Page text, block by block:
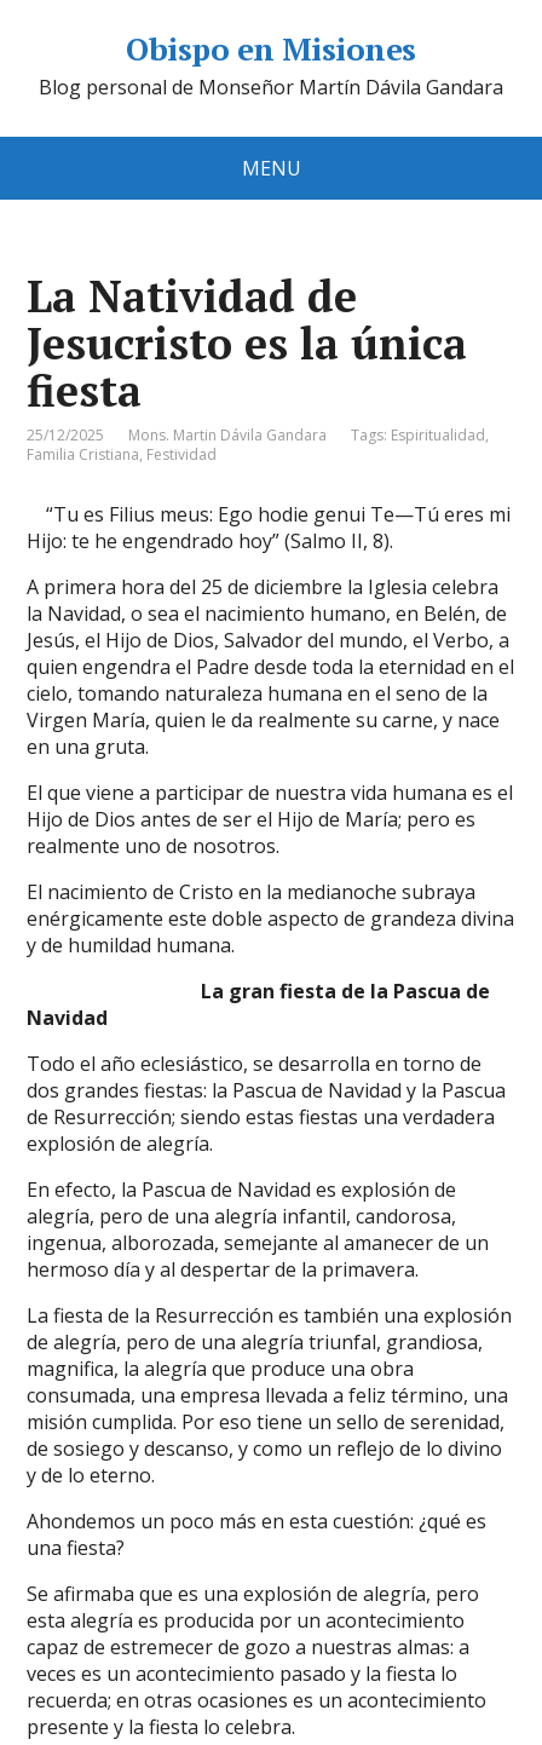
Obispo en Misiones
Blog personal de Monseñor Martín Dávila Gandara
MENU
La Natividad de
Jesucristo es la única
fiesta
25/12/2025 Mons. Martin Dávila Gandara Tags: Espiritualidad,
Familia Cristiana, Festividad
“Tu es Filius meus: Ego hodie genui Te—Tú eres mi
Hijo: te he engendrado hoy” (Salmo II, 8).
A primera hora del 25 de diciembre la Iglesia celebra
la Navidad, o sea el nacimiento humano, en Belén, de
Jesús, el Hijo de Dios, Salvador del mundo, el Verbo, a
quien engendra el Padre desde toda la eternidad en el
cielo, tomando naturaleza humana en el seno de la
Virgen María, quien le da realmente su carne, y nace
en una gruta.
El que viene a participar de nuestra vida humana es el
Hijo de Dios antes de ser el Hijo de María; pero es
realmente uno de nosotros.
El nacimiento de Cristo en la medianoche subraya
enérgicamente este doble aspecto de grandeza divina
y de humildad humana.
La gran fiesta de la Pascua de
Navidad
Todo el año eclesiástico, se desarrolla en torno de
dos grandes fiestas: la Pascua de Navidad y la Pascua
de Resurrección; siendo estas fiestas una verdadera
explosión de alegría.
En efecto, la Pascua de Navidad es explosión de
alegría, pero de una alegría infantil, candorosa,
ingenua, alborozada, semejante al amanecer de un
hermoso día y al despertar de la primavera.
La fiesta de la Resurrección es también una explosión
de alegría, pero de una alegría triunfal, grandiosa,
magnifica, la alegría que produce una obra
consumada, una empresa llevada a feliz término, una
misión cumplida. Por eso tiene un sello de serenidad,
de sosiego y descanso, y como un reflejo de lo divino
y de lo eterno.
Ahondemos un poco más en esta cuestión: ¿qué es
una fiesta?
Se afirmaba que es una explosión de alegría, pero
esta alegría es producida por un acontecimiento
capaz de estremecer de gozo a nuestras almas: a
veces es un acontecimiento pasado y la fiesta lo
recuerda; en otras ocasiones es un acontecimiento
presente y la fiesta lo celebra.